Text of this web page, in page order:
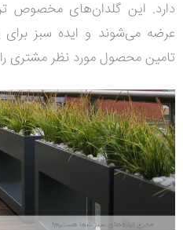
دارد. این گلدان‌های مخصوص
عرضه می‌شوند و ایده سبز
تامین محصول مورد نظر مشتری را